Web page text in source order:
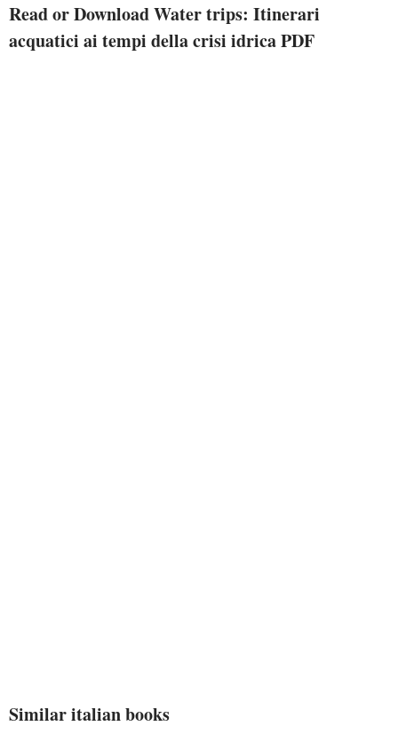
spiegando cosa sta accadendo in
Italia, è una bussola consistent
Read or Download Water trips: Itinerari
acquatici ai tempi della crisi idrica PDF
Similar italian books